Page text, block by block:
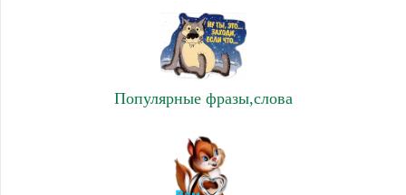
Популярные фразы,слова